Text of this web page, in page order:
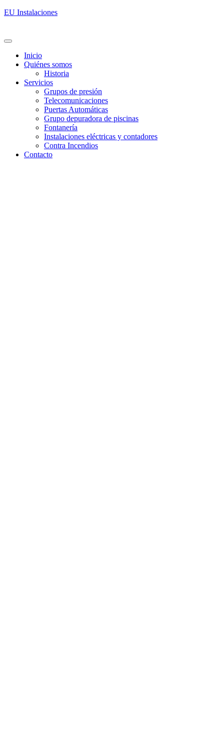
EU Instalaciones
Inicio
Quiénes somos
Historia
Servicios
Grupos de presión
Telecomunicaciones
Puertas Automáticas
Grupo depuradora de piscinas
Fontanería
Instalaciones eléctricas y contadores
Contra Incendios
Contacto